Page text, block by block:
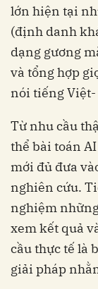
lớn hiện tại
(định danh
dạng gương
và tổng hợp
nói tiếng
Từ nhu cầu
thể bài toán
mới đủ đưa
nghiên cứu.
nghiệm
xem kết quả
cầu thực tế là
giải pháp